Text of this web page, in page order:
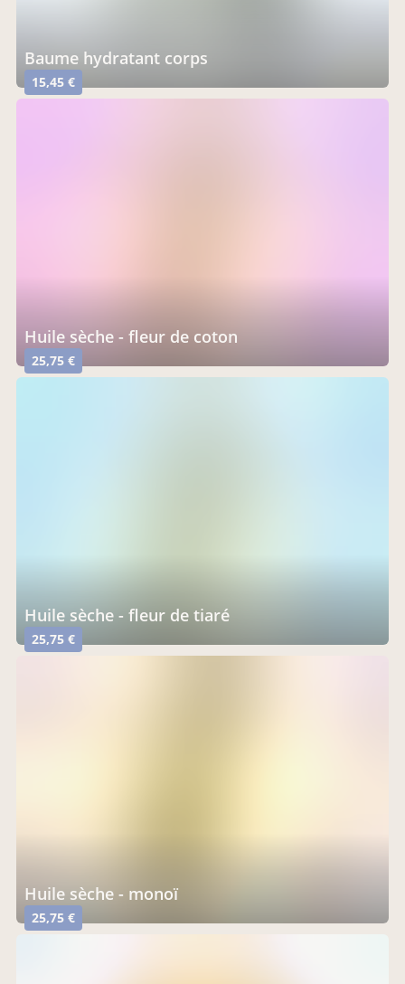
baume hydratant corps
15,45 €
huile sèche - fleur de coton
25,75 €
huile sèche - fleur de tiaré
25,75 €
huile sèche - monoï
25,75 €